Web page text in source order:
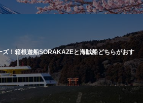
ズ！箱根遊船SORAKAZEと海賊船どちらがおす